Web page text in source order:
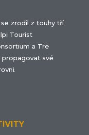
se zrodil z touhy tří
Tourist
a Tre
propagovat své